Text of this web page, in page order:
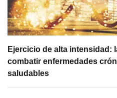
Ejercicio de alta intensidad:
combatir enfermedades
saludables